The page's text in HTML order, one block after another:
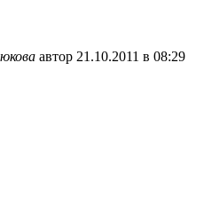
автор 21.10.2011 в 08:29